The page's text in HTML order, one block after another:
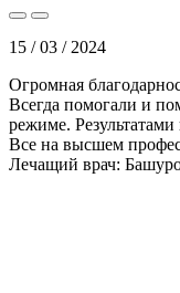
15 / 03 / 2024
Огромная
Всегда помогали и
режиме. Результатами
Все на высшем
Лечащий врач: